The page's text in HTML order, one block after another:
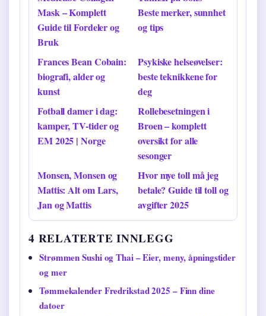
Mask – Komplett
Guide til Fordeler og
Bruk
Beste merker, sunnhet
og tips
Frances Bean Cobain:
biografi, alder og
kunst
Psykiske helseøvelser:
beste teknikkene for
deg
Fotball damer i dag:
kamper, TV-tider og
EM 2025 | Norge
Rollebesetningen i
Broen – komplett
oversikt for alle
sesonger
Monsen, Monsen og
Mattis: Alt om Lars,
Jan og Mattis
Hvor mye toll må jeg
betale? Guide til toll og
avgifter 2025
4 RELATERTE INNLEGG
Strømmen Sushi og Thai – Eier, meny, åpningstider
og mer
Tømmekalender Fredrikstad 2025 – Finn dine
datoer